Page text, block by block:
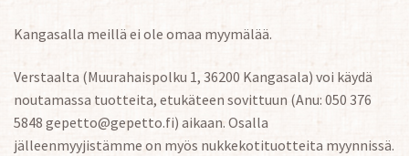
Kangasalla meillä ei ole omaa myymälää.
Verstaalta (Muurahaispolku 1, 36200 Kangasala) voi käydä
noutamassa tuotteita, etukäteen sovittuun (Anu: 050 376
5848 gepetto@gepetto.fi) aikaan. Osalla
jälleenmyyjistämme on myös nukkekotituotteita myynnissä.